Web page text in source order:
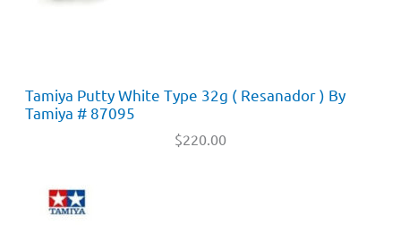
Tamiya Putty White Type 32g ( Resanador ) By
Tamiya # 87095
$220.00